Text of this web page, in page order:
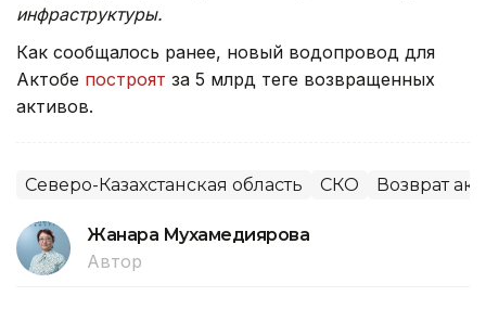
инфраструктуры.
Как сообщалось ранее, новый водопровод для
Актобе построят за 5 млрд теңге возвращенных
активов.
Северо-Казахстанская область СКО Возврат
Жанара Мухамедиярова
Автор